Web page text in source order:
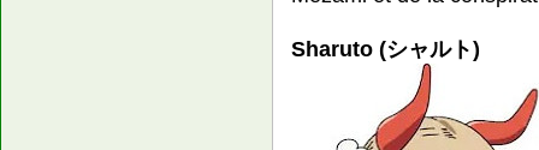
Sharuto (シャルト)